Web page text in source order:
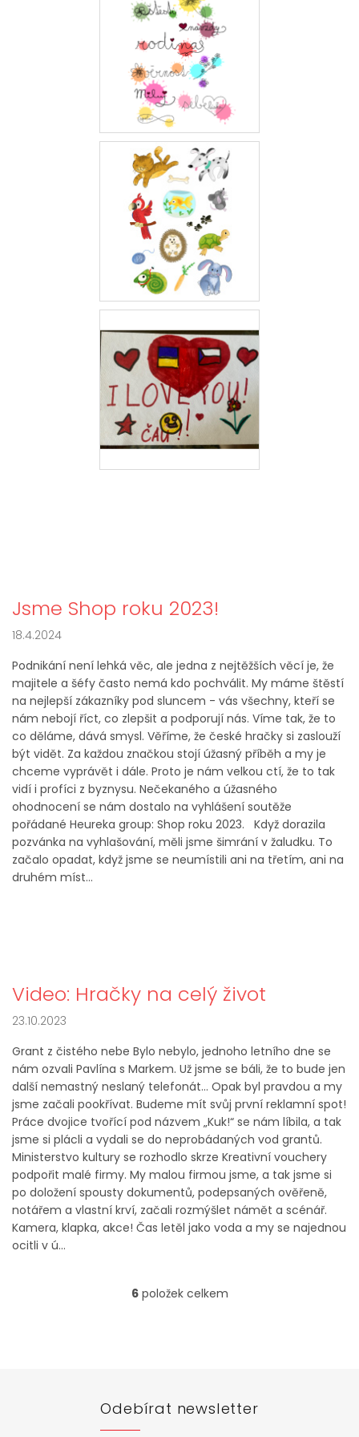
Jsme Shop roku 2023!
18.4.2024
Podnikání není lehká věc, ale jedna z nejtěžších věcí je, že
majitele a šéfy často nemá kdo pochválit. My máme štěstí
na nejlepší zákazníky pod sluncem - vás všechny, kteří se
nám nebojí říct, co zlepšit a podporují nás. Víme tak, že to
co děláme, dává smysl. Věříme, že české hračky si zaslouží
být vidět. Za každou značkou stojí úžasný příběh a my je
chceme vyprávět i dále. Proto je nám velkou ctí, že to tak
vidí i profíci z byznysu. Nečekaného a úžasného
ohodnocení se nám dostalo na vyhlášení soutěže
pořádané Heureka group: Shop roku 2023. Když dorazila
pozvánka na vyhlašování, měli jsme šimrání v žaludku. To
začalo opadat, když jsme se neumístili ani na třetím, ani na
druhém míst...
Video: Hračky na celý život
23.10.2023
Grant z čistého nebe Bylo nebylo, jednoho letního dne se
nám ozvali Pavlína s Markem. Už jsme se báli, že to bude jen
další nemastný neslaný telefonát... Opak byl pravdou a my
jsme začali pookřívat. Budeme mít svůj první reklamní spot!
Práce dvojice tvořící pod názvem „Kuk!“ se nám líbila, a tak
jsme si plácli a vydali se do neprobádaných vod grantů.
Ministerstvo kultury se rozhodlo skrze Kreativní vouchery
podpořit malé firmy. My malou firmou jsme, a tak jsme si
po doložení spousty dokumentů, podepsaných ověřeně,
notářem a vlastní krví, začali rozmýšlet námět a scénář.
Kamera, klapka, akce! Čas letěl jako voda a my se najednou
ocitli v ú...
O
í
6položek celkem
Odebírat newsletter